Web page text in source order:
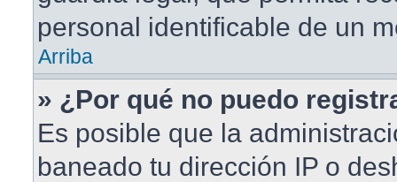
personal identificable de un
Arriba
» ¿Por qué no puedo
Es posible que la
baneado tu dirección IP o